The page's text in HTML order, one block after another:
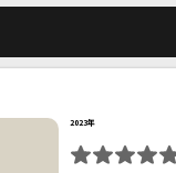
2023年